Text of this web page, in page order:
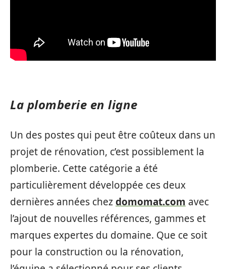
La plomberie en ligne
Un des postes qui peut être coûteux dans un
projet de rénovation, c’est possiblement la
plomberie. Cette catégorie a été
particulièrement développée ces deux
dernières années chezdomomat.com avec
l’ajout de nouvelles références, gammes et
marques expertes du domaine. Que ce soit
pour la construction ou la rénovation,